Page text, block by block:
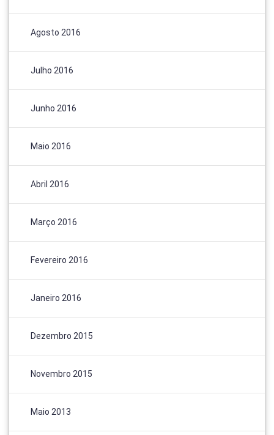
Agosto 2016
Julho 2016
Junho 2016
Maio 2016
Abril 2016
Março 2016
Fevereiro 2016
Janeiro 2016
Dezembro 2015
Novembro 2015
Maio 2013